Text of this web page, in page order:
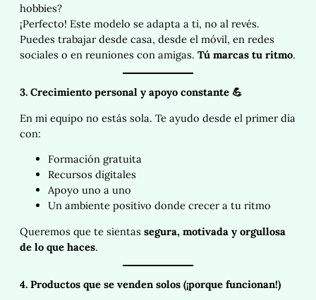
hobbies?
¡Perfecto! Este modelo se adapta a ti, no al revés.
Puedes trabajar desde casa, desde el móvil, en redes
sociales o en reuniones con amigas. Tú marcas tu ritmo.
3. Crecimiento personal y apoyo constante 💪
En mi equipo no estás sola. Te ayudo desde el primer día
con:
Formación gratuita
Recursos digitales
Apoyo uno a uno
Un ambiente positivo donde crecer a tu ritmo
Queremos que te sientas segura, motivada y orgullosa
de lo que haces.
4. Productos que se venden solos (¡porque funcionan!)